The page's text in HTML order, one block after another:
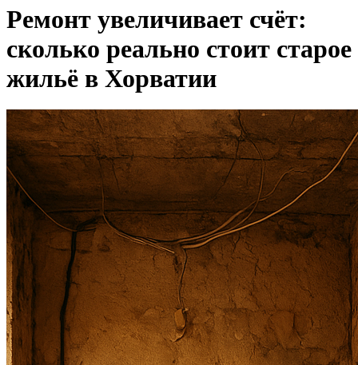
Ремонт увеличивает счёт:
сколько реально стоит старое
жильё в Хорватии